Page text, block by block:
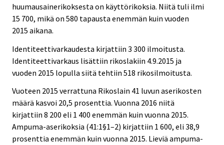
huumausainerikoksesta on käyttörikoksia. Niitä tuli ilmi
15 700, mikä on 580 tapausta enemmän kuin vuoden
2015 aikana.
Identiteettivarkaudesta kirjattiin 3 300 ilmoitusta.
Identiteettivarkaus lisättiin rikoslakiin 4.9.2015 ja
vuoden 2015 lopulla siitä tehtiin 518 rikosilmoitusta.
Vuoteen 2015 verrattuna Rikoslain 41 luvun aserikosten
määrä kasvoi 20,5 prosenttia. Vuonna 2016 niitä
kirjattiin 8 200 eli 1 400 enemmän kuin vuonna 2015.
Ampuma-aserikoksia (41:1§1–2) kirjattiin 1 600, eli 38,9
prosenttia enemmän kuin vuonna 2015. Lieviä ampuma-